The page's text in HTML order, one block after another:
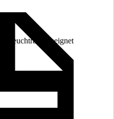
Feuchtraumgeeignet